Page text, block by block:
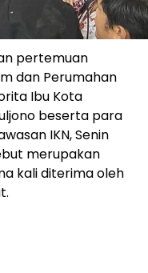
pertemuan
dan Perumahan
Ibu Kota
beserta para
IKN, Senin
merupakan
kali diterima oleh